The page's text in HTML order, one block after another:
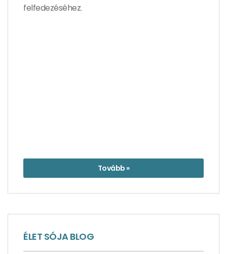
felfedezéséhez.
Tovább »
ÉLET SÓJA BLOG